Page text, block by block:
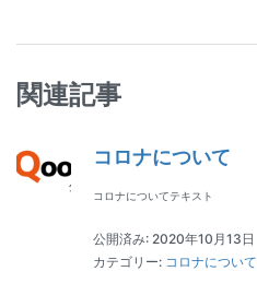
関連記事
コロナについて
コロナについてテキスト
公開済み: 2020年10月13日
カテゴリー: コロナについて